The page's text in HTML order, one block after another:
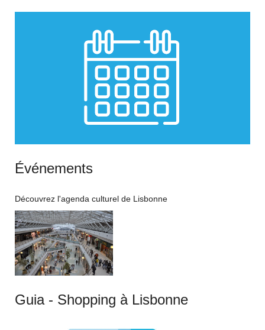
Événements
Découvrez l'agenda culturel de Lisbonne
Guia - Shopping à Lisbonne